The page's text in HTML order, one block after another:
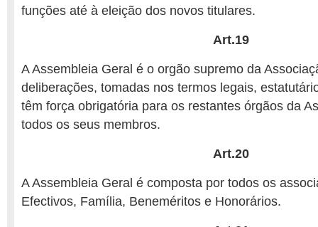
funções até à eleição dos novos titulares.
Art.19
A Assembleia Geral é o orgão supremo da
deliberações, tomadas nos termos legais,
têm força obrigatória para os restantes órgãos da
todos os seus membros.
Art.20
A Assembleia Geral é composta por todos os
Efectivos, Família, Beneméritos e Honorários.